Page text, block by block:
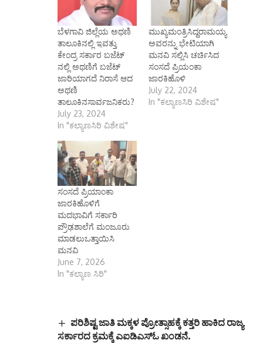
ಬೆಳಗಾವಿ ಜಿಲ್ಲೆಯ ಅಥಣಿ
ತಾಲೂಕಿನಲ್ಲಿ ಇವತ್ತು
ಕೇಂದ್ರ ಸರ್ಕಾರ ಬಜೆಟ್
ನಲ್ಲಿ ಅಥಣಿಗೆ ಬಜೆಟ್
ಜಾರಿಯಾಗದೆ ನಿರಾಸೆ ಆದ
ಅಥಣಿ
ತಾಲೂಕಿನಸಾರ್ವಜನಿಕರು?
July 23, 2024
In "ಕಲ್ಯಾಣಸಿರಿ ವಿಶೇಷ"
ಮುಖ್ಯಮಂತ್ರಿಸಿದ್ದರಾಮಯ್ಯ
ಅವರನ್ನು ಭೇಟಿಯಾಗಿ
ಮನವಿ ಸಲ್ಲಿಸಿ ಚರ್ಚಿಸಿದ
ಸಂಸದೆ ಪ್ರಿಯಂಕಾ
ಜಾರಕಿಹೊಳಿ
July 22, 2024
In "ಕಲ್ಯಾಣಸಿರಿ ವಿಶೇಷ"
ಸಂಸದೆ ಪ್ರಿಯಾಂಕಾ
ಜಾರಕಿಹೊಳಿಗೆ
ಮದಭಾವಿಗೆ ಸರ್ಕಾರಿ
ಪ್ರೌಢಶಾಲೆಗೆ ಮಂಜೂರು
ಮಾಡಲುಒತ್ತಾಯಿಸಿ
ಮನವಿ
June 7, 2026
In "ಕಲ್ಯಾಣ ಸಿರಿ"
ಪರಿಶಿಷ್ಟ ಜಾತಿ ಮಕ್ಕಳ ಪ್ರೋತ್ಸಾಹಕ್ಕೆ ಕತ್ತರಿ ಹಾಕಿದ ರಾಜ್ಯ
ಸರ್ಕಾರದ ಕ್ರಮಕ್ಕೆ ಎಐಡಿಎಸ್‌ಓ ಖಂಡನೆ.